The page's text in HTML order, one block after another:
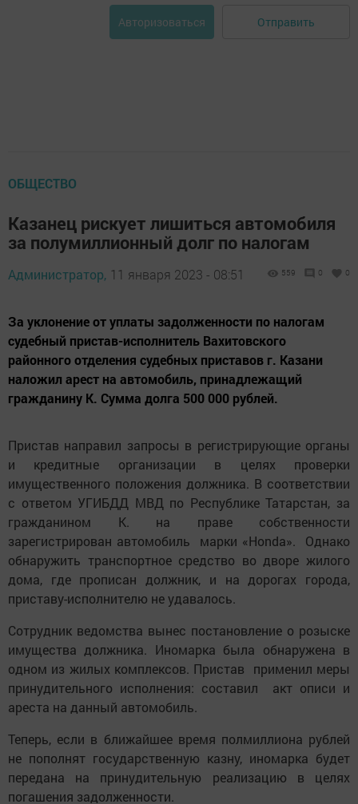
Авторизоваться Отправить
ОБЩЕСТВО
Казанец рискует лишиться автомобиля
за полумиллионный долг по налогам
Администратор, 11 января 2023 - 08:51 559 0 0
За уклонение от уплаты задолженности по налогам
судебный пристав-исполнитель Вахитовского
районного отделения судебных приставов г. Казани
наложил арест на автомобиль, принадлежащий
гражданину К. Сумма долга 500 000 рублей.
Пристав направил запросы в регистрирующие органы
и кредитные организации в целях проверки
имущественного положения должника. В соответствии
с ответом УГИБДД МВД по Республике Татарстан, за
гражданином К. на праве собственности
зарегистрирован автомобиль марки «Honda». Однако
обнаружить транспортное средство во дворе жилого
дома, где прописан должник, и на дорогах города,
приставу-исполнителю не удавалось.
Сотрудник ведомства вынес постановление о розыске
имущества должника. Иномарка была обнаружена в
одном из жилых комплексов. Пристав применил меры
принудительного исполнения: составил акт описи и
ареста на данный автомобиль.
Теперь, если в ближайшее время полмиллиона рублей
не пополнят государственную казну, иномарка будет
передана на принудительную реализацию в целях
погашения задолженности.